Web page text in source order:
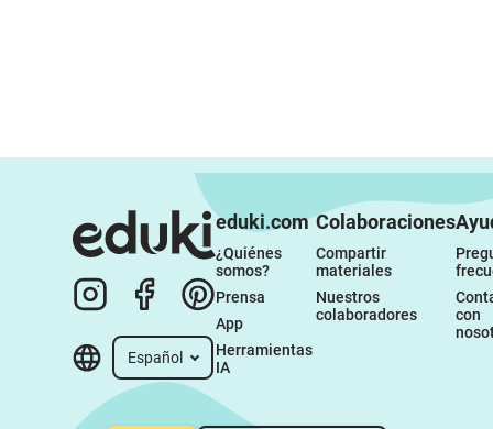
Español
eduki.com
¿Quiénes
somos?
Prensa
App
Herramientas
IA
Colaboraciones
Compartir
materiales
Nuestros
colaboradores
con